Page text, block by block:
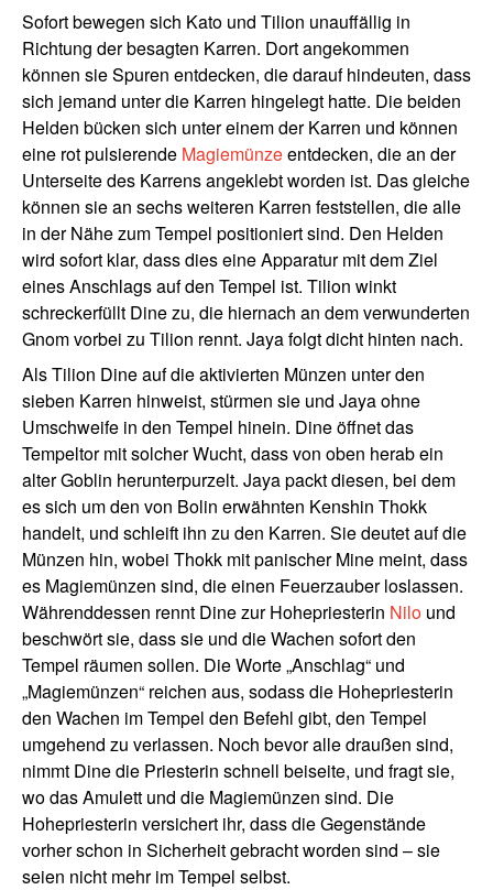
Sofort bewegen sich Kato und Tilion unauffällig in
Richtung der besagten Karren. Dort angekommen
können sie Spuren entdecken, die darauf hindeuten, dass
sich jemand unter die Karren hingelegt hatte. Die beiden
Helden bücken sich unter einem der Karren und können
eine rot pulsierende Magiemünzeentdecken, die an der
Unterseite des Karrens angeklebt worden ist. Das gleiche
können sie an sechs weiteren Karren feststellen, die alle
in der Nähe zum Tempel positioniert sind. Den Helden
wird sofort klar, dass dies eine Apparatur mit dem Ziel
eines Anschlags auf den Tempel ist. Tilion winkt
schreckerfüllt Dine zu, die hiernach an dem verwunderten
Gnom vorbei zu Tilion rennt. Jaya folgt dicht hinten nach.
Als Tilion Dine auf die aktivierten Münzen unter den
sieben Karren hinweist, stürmen sie und Jaya ohne
Umschweife in den Tempel hinein. Dine öffnet das
Tempeltor mit solcher Wucht, dass von oben herab ein
alter Goblin herunterpurzelt. Jaya packt diesen, bei dem
es sich um den von Bolin erwähnten Kenshin Thokk
handelt, und schleift ihn zu den Karren. Sie deutet auf die
Münzen hin, wobei Thokk mit panischer Mine meint, dass
es Magiemünzen sind, die einen Feuerzauber loslassen.
Währenddessen rennt Dine zur Hohepriesterin Nilo und
beschwört sie, dass sie und die Wachen sofort den
Tempel räumen sollen. Die Worte „Anschlag“ und
„Magiemünzen“ reichen aus, sodass die Hohepriesterin
den Wachen im Tempel den Befehl gibt, den Tempel
umgehend zu verlassen. Noch bevor alle draußen sind,
nimmt Dine die Priesterin schnell beiseite, und fragt sie,
wo das Amulett und die Magiemünzen sind. Die
Hohepriesterin versichert ihr, dass die Gegenstände
vorher schon in Sicherheit gebracht worden sind – sie
seien nicht mehr im Tempel selbst.